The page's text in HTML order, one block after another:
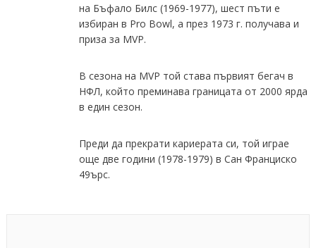
на Бъфало Билс (1969-1977), шест пъти е
избиран в Pro Bowl, а през 1973 г. получава и
приза за MVP.
В сезона на MVP той става първият бегач в
НФЛ, който преминава границата от 2000 ярда
в един сезон.
Преди да прекрати кариерата си, той играе
още две години (1978-1979) в Сан Франциско
49ърс.